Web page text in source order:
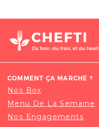
COMMENT ÇA MARCHE ?
Nos Box
Menu De La Semaine
Nos Engagements